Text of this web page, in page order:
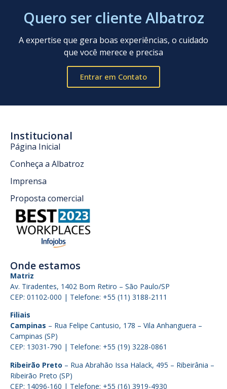
Quero ser cliente Albatroz
A expertise que gera boas experiências, o cuidado
que você merece e precisa
Entrar em Contato
Institucional
Página Inicial
Conheça a Albatroz
Imprensa
Proposta comercial
Onde estamos
Matriz
Av. Tiradentes, 1402 Bom Retiro – São Paulo/SP
CEP: 01102-000 | Telefone: +55 (11) 3188-2111
Filiais
Campinas – Rua Felipe Cantusio, 178 – Vila Anhanguera –
Campinas (SP)
CEP: 13031-790 | Telefone: +55 (19) 3228-0861
Ribeirão Preto – Rua Abrahão Issa Halack, 495 – Ribeirânia –
Ribeirão Preto (SP)
CEP: 14096-160 | Telefone: +55 (16) 3919-4930